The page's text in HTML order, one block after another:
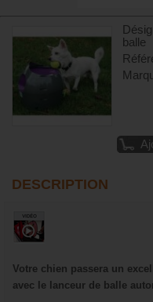
balle
DESCRIPTION
Votre chien passera un
avec le lanceur de balle